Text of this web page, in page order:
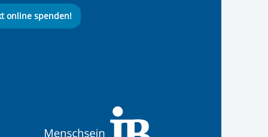
online spenden!
BundBund
Bund
Internationalen
Internationalen
Internationalen
des